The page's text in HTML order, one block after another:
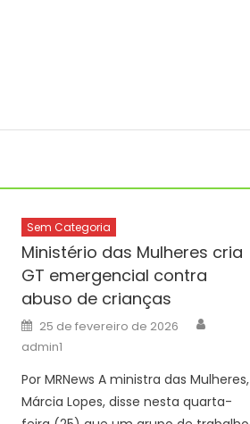
Sem Categoria
Ministério das Mulheres cria
GT emergencial contra
abuso de crianças
Posted
on
25 de fevereiro de 2026
admin1
Por MRNews A ministra das Mulheres,
Márcia Lopes, disse nesta quarta-